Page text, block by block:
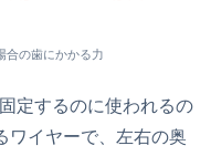
合の歯にかかる力
定するのに使われるの
ワイヤーで、左右の奥